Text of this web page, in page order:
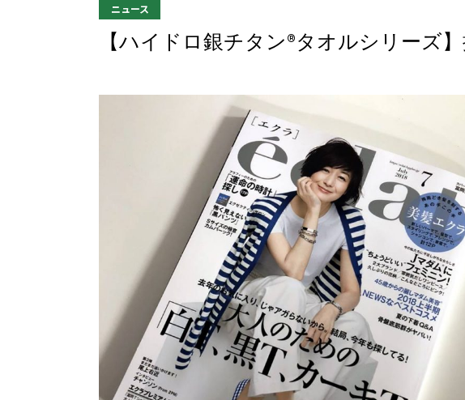
ニュース
【ハイドロ銀チタン®タオルシリーズ